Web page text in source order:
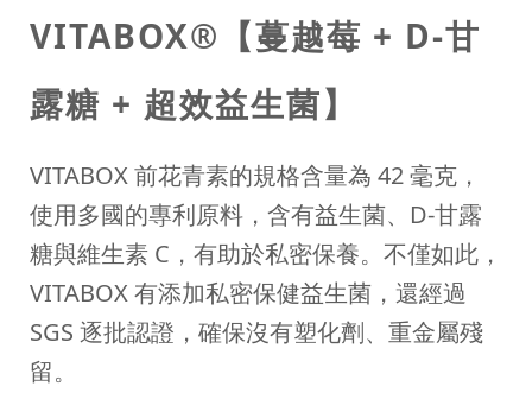
VITABOX®【蔓越莓 + D-甘
露糖 + 超效益生菌】
VITABOX 前花青素的規格含量為 42 毫克，
使用多國的專利原料，含有益生菌、D-甘露
糖與維生素 C，有助於私密保養。不僅如此，
VITABOX 有添加私密保健益生菌，還經過
SGS 逐批認證，確保沒有塑化劑、重金屬殘
留。